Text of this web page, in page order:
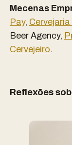
Mecenas
Pay,
Beer Agency,
Cervejeiro.
Reflexões